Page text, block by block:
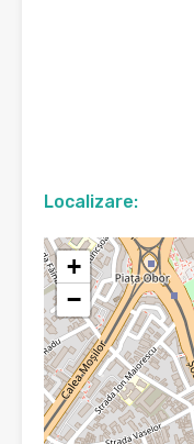
Localizare:
+
−